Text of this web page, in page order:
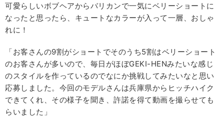
可愛らしいボブヘアからバリカンで一気にベリーショートに
なったと思ったら、キュートなカラーが入って一層、おしゃ
れに！
「お客さんの9割がショートでそのうち5割はベリーショート
のお客さんが多いので、毎日がほぼGEKI-HENみたいな感じ
のスタイルを作っているのでなにか挑戦してみたいなと思い
応募しました。今回のモデルさんは兵庫県からヒッチハイク
できてくれ、その様子を聞き、許諾を得て動画を撮らせても
らいました」